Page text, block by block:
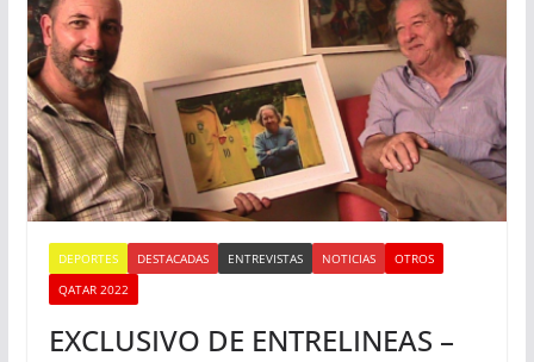
DEPORTES DESTACADAS ENTREVISTAS NOTICIAS
OTROS
QATAR 2022
EXCLUSIVO DE ENTRELINEAS –